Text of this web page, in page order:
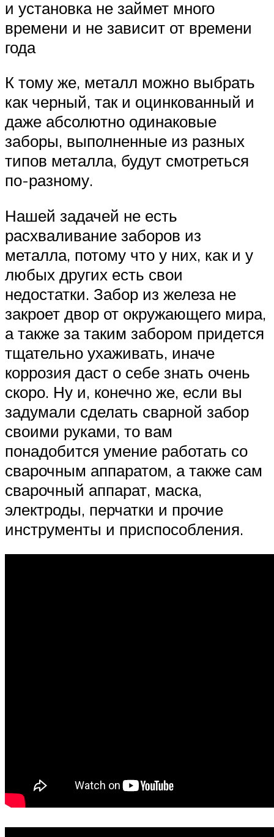
и установка не займет много
времени и не зависит от времени
года
К тому же, металл можно выбрать
как черный, так и оцинкованный и
даже абсолютно одинаковые
заборы, выполненные из разных
типов металла, будут смотреться
по-разному.
Нашей задачей не есть
расхваливание заборов из
металла, потому что у них, как и у
любых других есть свои
недостатки. Забор из железа не
закроет двор от окружающего мира,
а также за таким забором придется
тщательно ухаживать, иначе
коррозия даст о себе знать очень
скоро. Ну и, конечно же, если вы
задумали сделать сварной забор
своими руками, то вам
понадобится умение работать со
сварочным аппаратом, а также сам
сварочный аппарат, маска,
электроды, перчатки и прочие
инструменты и приспособления.